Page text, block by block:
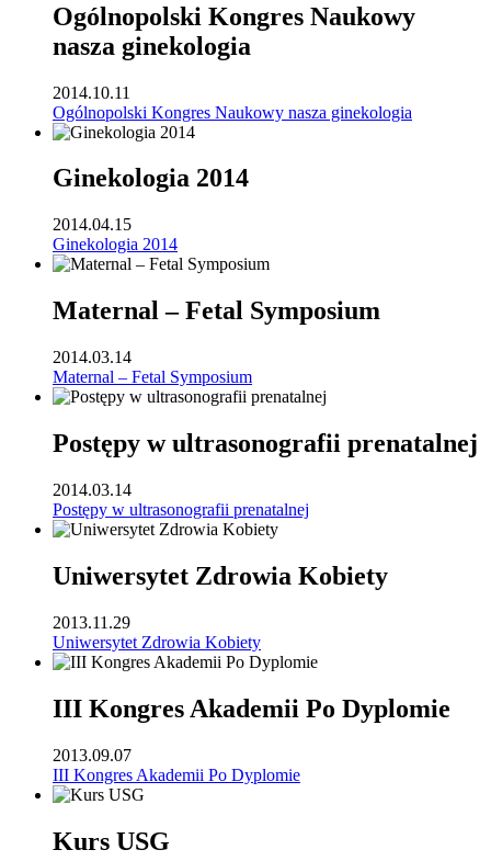
Ogólnopolski Kongres Naukowy
nasza ginekologia
2014.10.11
Ogólnopolski Kongres Naukowy nasza ginekologia
Ginekologia 2014
2014.04.15
Ginekologia 2014
Maternal – Fetal Symposium
2014.03.14
Maternal – Fetal Symposium
Postępy w ultrasonografii prenatalnej
2014.03.14
Postępy w ultrasonografii prenatalnej
Uniwersytet Zdrowia Kobiety
2013.11.29
Uniwersytet Zdrowia Kobiety
III Kongres Akademii Po Dyplomie
2013.09.07
III Kongres Akademii Po Dyplomie
Kurs USG